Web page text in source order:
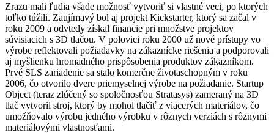
Zrazu mali ľudia všade možnosť vytvoriť si vlastné veci, po ktorých
toľko túžili. Zaujímavý bol aj projekt Kickstarter, ktorý sa začal v
roku 2009 a odvtedy získal financie pri množstve projektov
súvisiacich s 3D tlačou. V polovici roku 2000 už nové prístupy vo
výrobe reflektovali požiadavky na zákaznícke riešenia a podporovali
aj myšlienku hromadného prispôsobenia produktov zákazníkom.
Prvé SLS zariadenie sa stalo komerčne životaschopným v roku
2006, čo otvorilo dvere priemyselnej výrobe na požiadanie. Startup
Object (teraz zlúčený so spoločnosťou Stratasys) zameraný na 3D
tlač vytvoril stroj, ktorý by mohol tlačiť z viacerých materiálov, čo
umožňovalo výrobu jedného výrobku v rôznych verziách s rôznymi
materiálovými vlastnosťami.